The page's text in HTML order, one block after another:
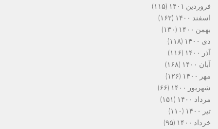
فروردین ۱۴۰۱
(۱۱۵)
اسفند ۱۴۰۰
(۱۶۲)
بهمن ۱۴۰۰
(۱۳۰)
دی ۱۴۰۰
(۱۱۸)
آذر ۱۴۰۰
(۱۱۶)
آبان ۱۴۰۰
(۱۶۸)
مهر ۱۴۰۰
(۱۲۶)
شهریور ۱۴۰۰
(۶۶)
مرداد ۱۴۰۰
(۱۵۱)
تیر ۱۴۰۰
(۱۱۰)
خرداد ۱۴۰۰
(۹۵)